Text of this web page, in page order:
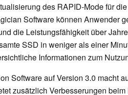
des RAPID-Mode für
Software können Anwender
die Leistungsfähigkeit über
SSD in weniger als einer
Informationen zum
Software auf Version 3.0 macht
zusätzlich Verbesserungen